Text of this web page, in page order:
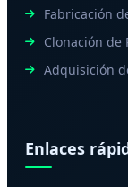
Fabricación
Clonación de
Adquisición
Enlaces